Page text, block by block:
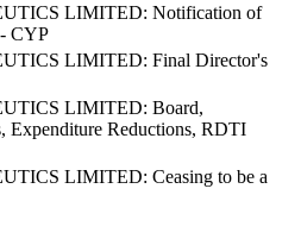
LIMITED: Notification of
CYP
LIMITED: Final Director's
LIMITED: Board,
Expenditure Reductions, RDTI
LIMITED: Ceasing to be a